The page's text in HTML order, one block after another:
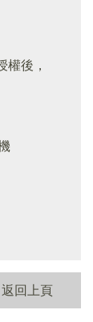
權後，
返回上頁